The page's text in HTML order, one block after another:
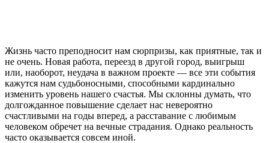
Жизнь часто преподносит нам сюрпризы, как приятные, так и
не очень. Новая работа, переезд в другой город, выигрыш
или, наоборот, неудача в важном проекте — все эти события
кажутся нам судьбоносными, способными кардинально
изменить уровень нашего счастья. Мы склонны думать, что
долгожданное повышение сделает нас невероятно
счастливыми на годы вперед, а расставание с любимым
человеком обречет на вечные страдания. Однако реальность
часто оказывается совсем иной.